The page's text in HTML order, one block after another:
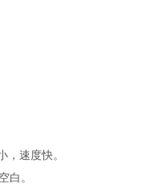
速度快。
白。